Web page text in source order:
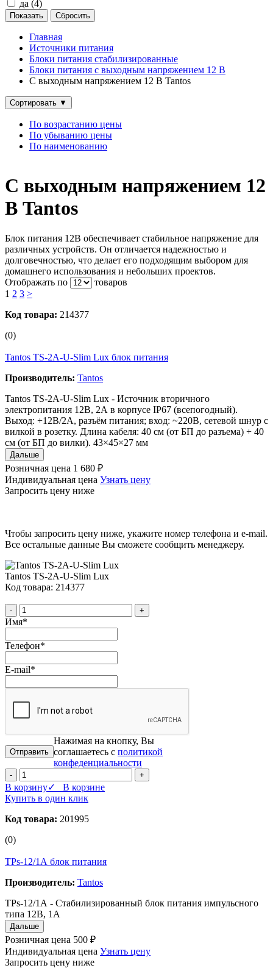
да (4)
Главная
Источники питания
Блоки питания стабилизированные
Блоки питания с выходным напряжением 12 В
С выходным напряжением 12 В Tantos
Сортировать ▼
По возрастанию цены
По убыванию цены
По наименованию
С выходным напряжением 12
В Tantos
Блок питания 12В обеспечивает стабильное напряжение для
различных устройств. Он отличается надежностью и
долговечностью, что делает его подходящим выбором для
домашнего использования и небольших проектов.
Отображать по
товаров
1 2 3 >
Код товара: 214377
(0)
Tantos TS-2A-U-Slim Lux блок питания
Производитель: Tantos
Tantos TS-2A-U-Slim Lux - Источник вторичного
электропитания 12В, 2А в корпусе IP67 (всепогодный).
Выход: +12В/2А, разъём питания; вход: ~220В, сетевой шнур с
вилкой в розетку. Длина кабеля: 40 см (от БП до разъема) + 40
см (от БП до вилки). 43×45×27 мм
Дальше
Розничная цена 1 680 ₽
Индивидуальная цена Узнать цену
Запросить цену ниже
Чтобы запросить цену ниже, укажите номер телефона и e-mail.
Все остальные данные Вы сможете сообщить менеджеру.
Tantos TS-2A-U-Slim Lux
Код товара: 214377
- +
Имя*
Телефон*
E-mail*
Нажимая на кнопку, Вы
соглашаетесь с политикой
конфеденциальности
- +
В корзину✓ В корзине
Купить в один клик
Код товара: 201995
(0)
TPs-12/1А блок питания
Производитель: Tantos
TPs-12/1А - Стабилизированный блок питания импульсного
типа 12В, 1А
Дальше
Розничная цена 500 ₽
Индивидуальная цена Узнать цену
Запросить цену ниже